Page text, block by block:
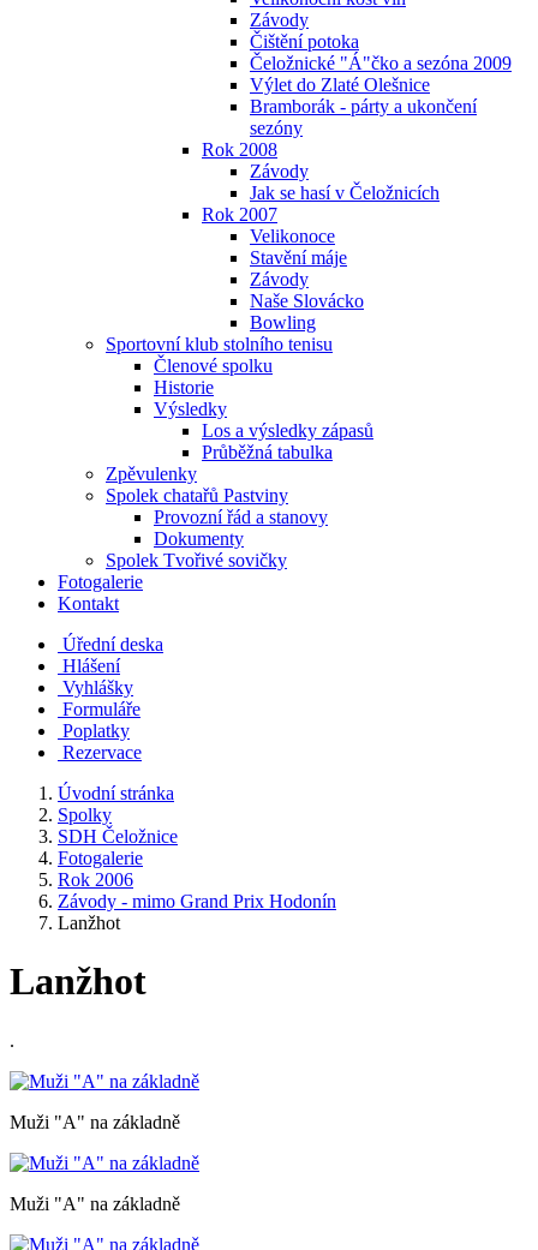
Závody
Čištění potoka
Čeložnické "Á"čko a sezóna 2009
Výlet do Zlaté Olešnice
Bramborák - párty a ukončení
sezóny
Rok 2008
Závody
Jak se hasí v Čeložnicích
Rok 2007
Velikonoce
Stavění máje
Závody
Naše Slovácko
Bowling
Sportovní klub stolního tenisu
Členové spolku
Historie
Výsledky
Los a výsledky zápasů
Průběžná tabulka
Zpěvulenky
Spolek chatařů Pastviny
Provozní řád a stanovy
Dokumenty
Spolek Tvořivé sovičky
Fotogalerie
Kontakt
Úřední deska
Hlášení
Vyhlášky
Formuláře
Poplatky
Rezervace
Úvodní stránka
Spolky
SDH Čeložnice
Fotogalerie
Rok 2006
Závody - mimo Grand Prix Hodonín
Lanžhot
Lanžhot
.
Muži "A" na základně
Muži "A" na základně